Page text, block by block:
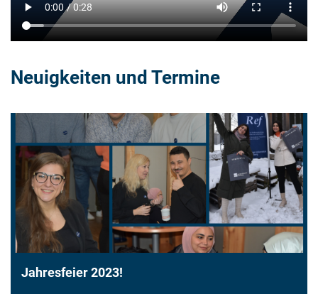
Neuigkeiten und Termine
Jahresfeier 2023!